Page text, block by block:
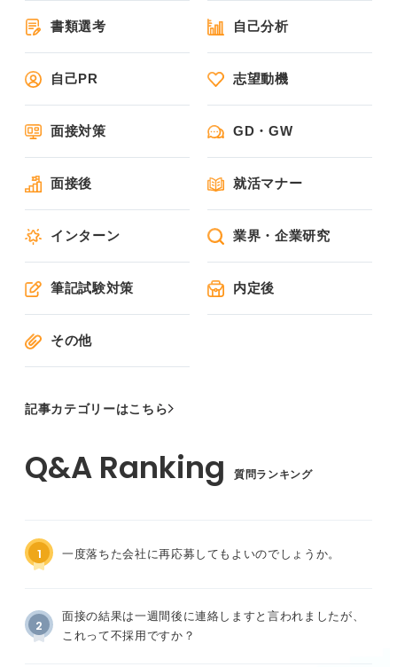
書類選考 自己分析
自己PR 志望動機
面接対策 GD・GW
面接後 就活マナー
インターン 業界・企業研究
筆記試験対策 内定後
その他
記事カテゴリーはこちら
質問ランキング
1 一度落ちた会社に再応募してもよいのでしょうか。
2
面接の結果は一週間後に連絡しますと言われましたが、
これって不採用ですか？